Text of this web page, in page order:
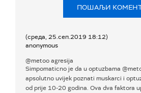
ПОШАЉИ
(среда, 25.сеп.2019 18:12)
anonymous
@metoo agresija
Simpomaticno je da u optuzbama
apsolutno uvijek poznati muskarci i
od prije 10-20 godina. Ova dva faktora